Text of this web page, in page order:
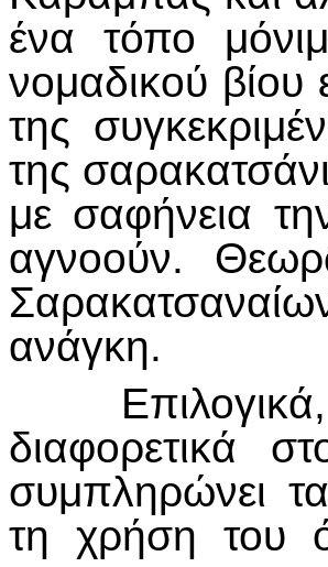
ένα τόπο
νομαδικού βίου
της
της
με σαφήνεια
αγνοούν.
ανάγκη.
Επιλογικά,
διαφορετικά
συμπληρώνει
τη χρήση του